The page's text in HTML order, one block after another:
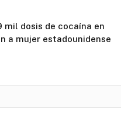
mil dosis de cocaína en
a mujer estadounidense